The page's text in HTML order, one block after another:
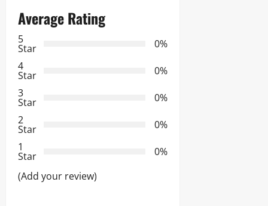
a
c
i
ó
n
d
e
Average Rating
5
Star
0%
4
Star
0%
3
Star
0%
2
Star
0%
1
Star
0%
(Add your review)